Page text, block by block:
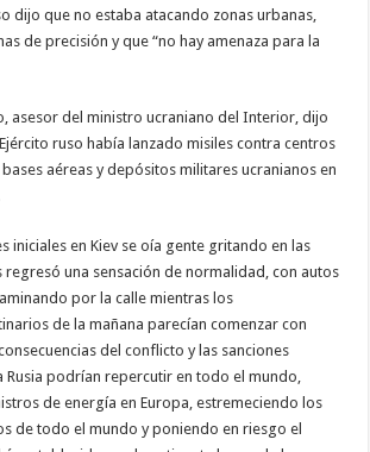
dijo que no estaba atacando zonas urbanas,
de precisión y que “no hay amenaza para la
asesor del ministro ucraniano del Interior, dijo
ruso había lanzado misiles contra centros
aéreas y depósitos militares ucranianos en
iniciales en Kiev se oía gente gritando en las
regresó una sensación de normalidad, con autos
por la calle mientras los
de la mañana parecían comenzar con
del conflicto y las sanciones
Rusia podrían repercutir en todo el mundo,
de energía en Europa, estremeciendo los
de todo el mundo y poniendo en riesgo el